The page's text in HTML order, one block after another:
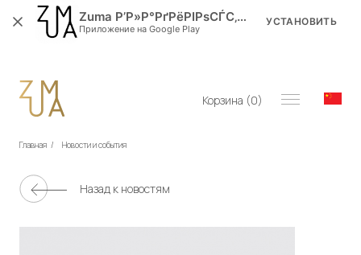
Корзина (0)
Главная / Новости и события
Назад к новостям
Zuma Р’Р»Р°РґРёРІРѕСЃС‚РѕРє
Приложение на Google Play
УСТАНОВИТЬ